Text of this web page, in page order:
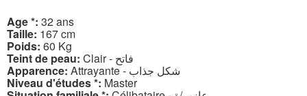
Age *: 32 ans
Taille: 167 cm
Poids: 60 Kg
Teint de peau: Clair - فاتح
Apparence: Attrayante - شكل جذاب
Niveau d'études *: Master